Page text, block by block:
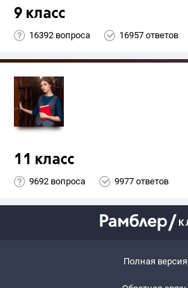
9 класс
16392 вопроса 16957 ответов
11 класс
9692 вопроса 9977 ответов
Полная версия